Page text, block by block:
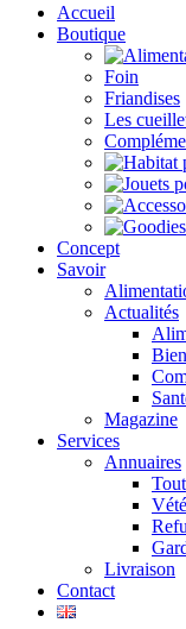
Accueil
Boutique
Foin
Friandises
Les
Concept
Savoir
Actualités
Magazine
Services
Annuaires
Tout
Livraison
Contact